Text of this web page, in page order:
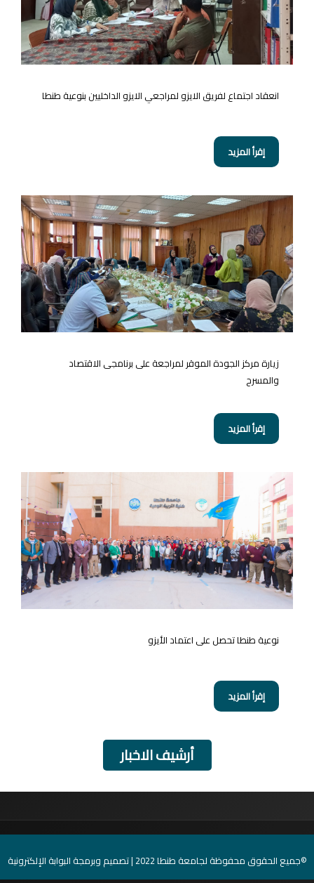
انعقاد اجتماع لفريق الايزو لمراجعي الايزو الداخليين بنوعية طنطا
إقرأ المزيد
زيارة مركز الجودة الموقر لمراجعة على برنامجى الاقتصاد
والمسرح
إقرأ المزيد
نوعية طنطا تحصل على اعتماد الأيزو
إقرأ المزيد
أرشيف الاخبار
©جميع الحقوق محفوظة لجامعة طنطا 2022 | تصميم وبرمجة البوابة الإلكترونية